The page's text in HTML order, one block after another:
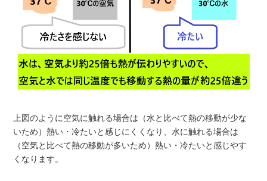
上図のように空気に触れる場合は（水と比べて熱の移動が少な
いため）熱い・冷たいと感じにくくなり、水に触れる場合は
（空気と比べて熱の移動が多いため）熱い・冷たいと感じやす
くなります。